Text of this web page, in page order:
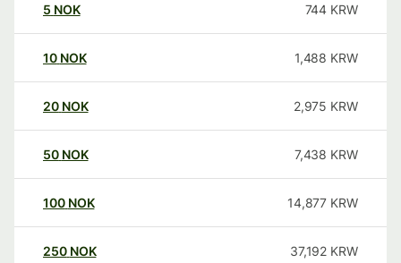
5 NOK 744 KRW
10 NOK 1,488 KRW
20 NOK 2,975 KRW
50 NOK 7,438 KRW
100 NOK 14,877 KRW
250 NOK 37,192 KRW